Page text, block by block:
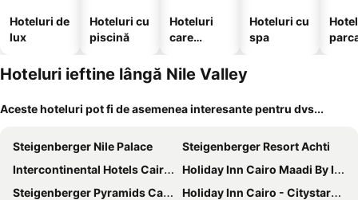
Hoteluri de
lux
Hoteluri cu
piscină
Hoteluri
care
animale
Hoteluri cu
spa
Hoteluri ieftine lângă Nile Valley
Aceste hoteluri pot fi de asemenea interesante pentru dvs...
Steigenberger Nile Palace
Steigenberger Resort Achti
Intercontinental Hotels Cairo Semiramis By Ihg
Holiday Inn Cairo Maadi By Ihg
Steigenberger Pyramids Cairo
Holiday Inn Cairo - Citystars By Ihg